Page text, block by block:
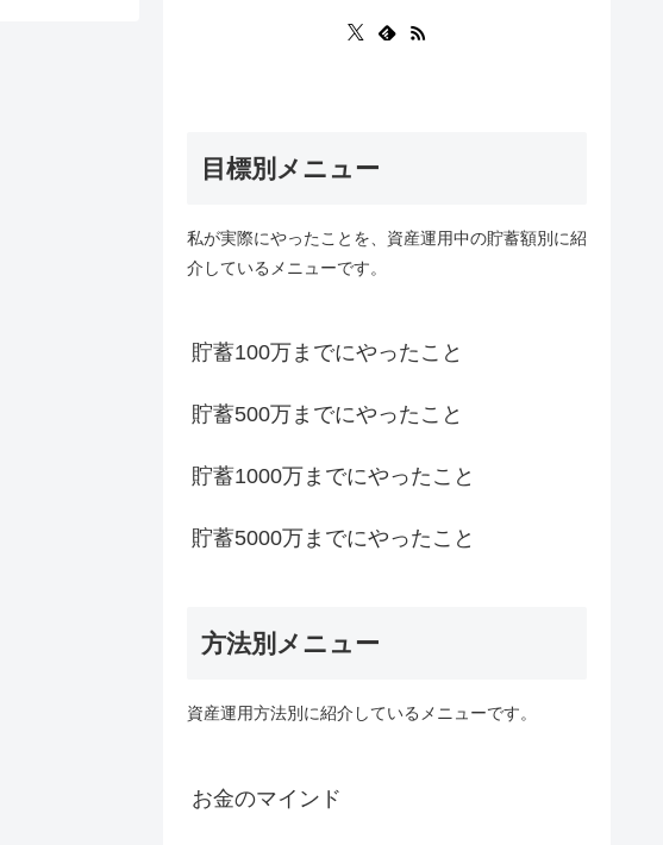
目標別メニュー
私が実際にやったことを、資産運用中の貯蓄額別に紹
介しているメニューです。
貯蓄100万までにやったこと
貯蓄500万までにやったこと
貯蓄1000万までにやったこと
貯蓄5000万までにやったこと
方法別メニュー
資産運用方法別に紹介しているメニューです。
お金のマインド